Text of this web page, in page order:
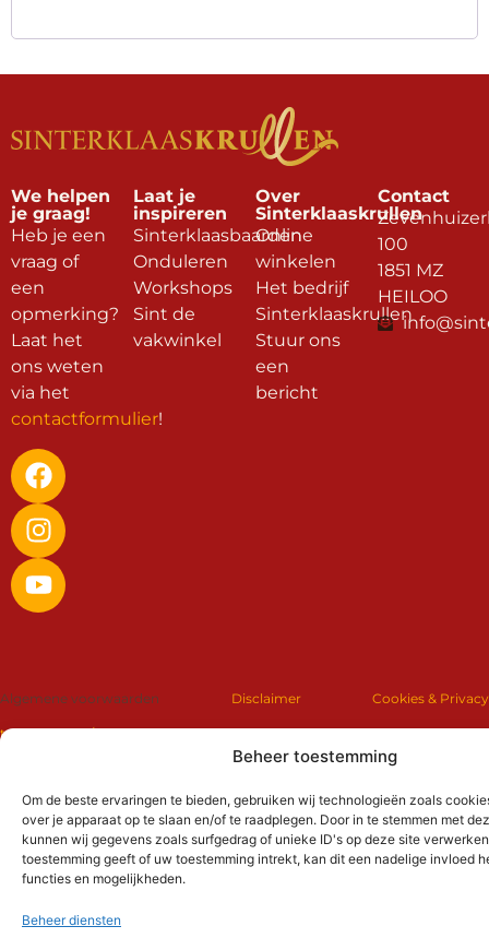
Beheer toestemming
Om de beste ervaringen te bieden, gebruiken wij technologieën zoals
over je apparaat op te slaan en/of te raadplegen. Door in te stemmen met
kunnen wij gegevens zoals surfgedrag of unieke ID's op deze site
toestemming geeft of uw toestemming intrekt, kan dit een nadelige invloed
functies en mogelijkheden.
Beheer diensten
We helpen
je graag!
Heb je een
vraag of
een
opmerking?
Laat het
ons weten
via het
contactformulier!
Laat je
inspireren
Sinterklaasbaarden
Onduleren
Workshops
Sint de
vakwinkel
Over
Sinterklaaskrullen
Online
winkelen
Het bedrijf
Sinterklaaskrullen
Stuur ons
een
bericht
Contact
100
1851 MZ
HEILOO
Algemene voorwaarden Disclaimer Cookies & Privacy
terugbetaling/retourbeleid ontwikkeld doorLingmedia.nl